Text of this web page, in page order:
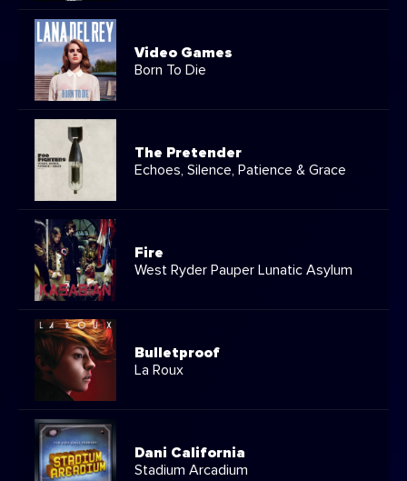
Video Games
Born To Die
The Pretender
Echoes, Silence, Patience & Grace
Fire
West Ryder Pauper Lunatic Asylum
Bulletproof
La Roux
Dani California
Stadium Arcadium